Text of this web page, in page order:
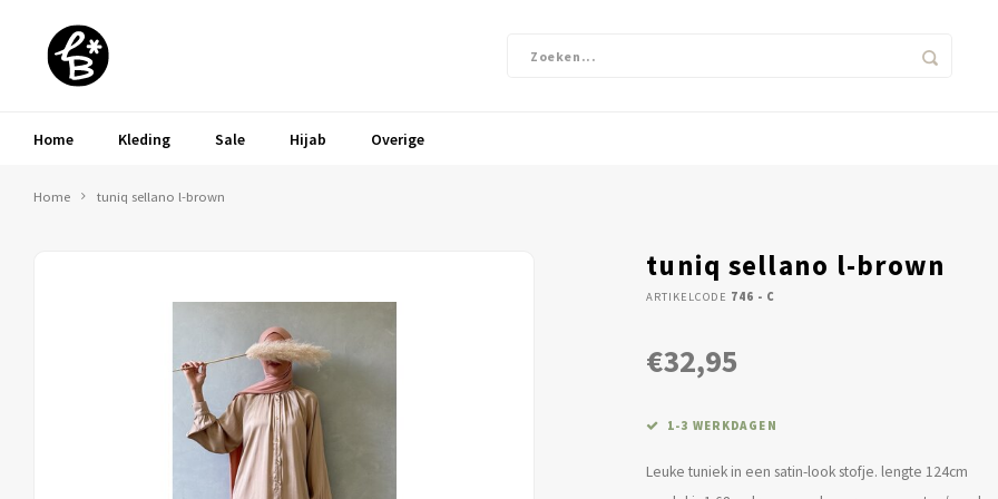
Home Kleding Sale Hijab Overige
Home tuniq sellano l-brown
tuniq sellano l-brown
ARTIKELCODE 746 - C
€32,95
1-3 WERKDAGEN
Leuke tuniek in een satin-look stofje. lengte 124cm